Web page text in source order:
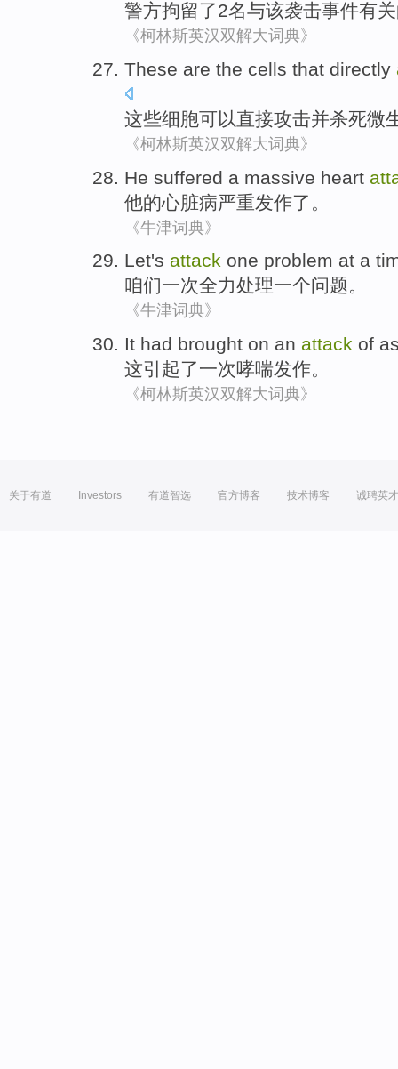
警方拘留了2名与该袭击事件有关
《柯林斯英汉双解大词典》
These are the cells that directly
这些细胞可以直接攻击并杀死微
《柯林斯英汉双解大词典》
He suffered a massive heart
他的心脏病严重发作了。
《牛津词典》
Let's attack one problem at a
咱们一次全力处理一个问题。
《牛津词典》
It had brought on an attack of
这引起了一次哮喘发作。
《柯林斯英汉双解大词典》
关于有道 Investors 有道智选 官方博客 技术博客 诚聘英才